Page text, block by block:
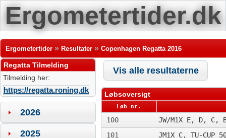
Ergometertider.dk
Ergometertider » Resultater » Copenhagen Regatta 2016
Regatta Tilmelding
Tilmelding her:
https://regatta.roning.dk
2026
2025
Vis alle resultaterne
Løbsoversigt
Løb nr.
100
JW/M1X E, D, C,
101
JM1X C, TU-CUP